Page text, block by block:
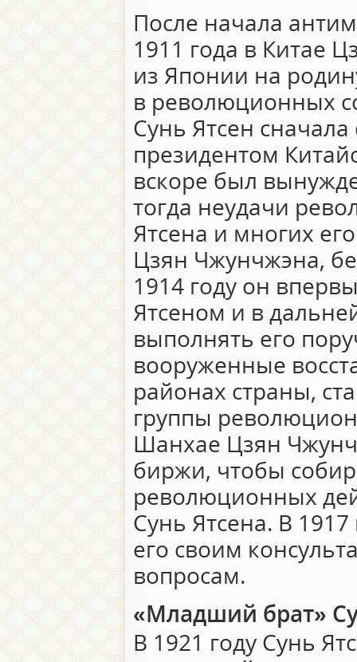
После начала
1911 года в Китае
из Японии на
в революционных
Сунь Ятсен
президентом
вскоре был
тогда неудачи
Ятсена и многих
Цзян Чжунчжэна,
1914 году он
Ятсеном и в
выполнять его
вооруженные
районах страны,
группы
Шанхае Цзян
биржи, чтобы
революционных
Сунь Ятсена. В
его своим
вопросам.
«Младший брат»
В 1921 году Сунь